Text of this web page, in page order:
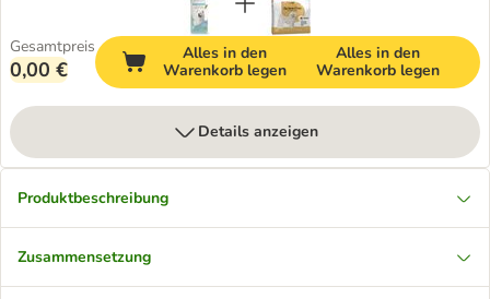
Gesamtpreis
0,00 €
Alles in den
Warenkorb legen
Alles in den
Warenkorb legen
Details anzeigen
Produktbeschreibung
Zusammensetzung